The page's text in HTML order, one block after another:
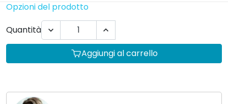
Opzioni del prodotto
Quantità
 
Aggiungi al carrello